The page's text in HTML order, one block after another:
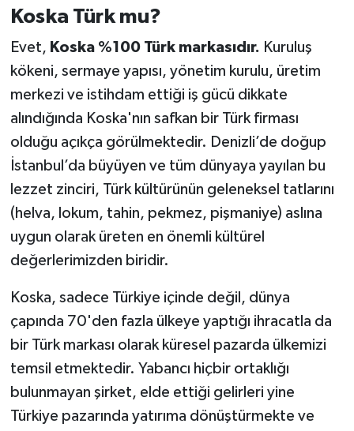
Koska Türk mu?
Evet, Koska %100 Türk markasıdır. Kuruluş
kökeni, sermaye yapısı, yönetim kurulu, üretim
merkezi ve istihdam ettiği iş gücü dikkate
alındığında Koska'nın safkan bir Türk firması
olduğu açıkça görülmektedir. Denizli’de doğup
İstanbul’da büyüyen ve tüm dünyaya yayılan bu
lezzet zinciri, Türk kültürünün geleneksel tatlarını
(helva, lokum, tahin, pekmez, pişmaniye) aslına
uygun olarak üreten en önemli kültürel
değerlerimizden biridir.
Koska, sadece Türkiye içinde değil, dünya
çapında 70'den fazla ülkeye yaptığı ihracatla da
bir Türk markası olarak küresel pazarda ülkemizi
temsil etmektedir. Yabancı hiçbir ortaklığı
bulunmayan şirket, elde ettiği gelirleri yine
Türkiye pazarında yatırıma dönüştürmekte ve